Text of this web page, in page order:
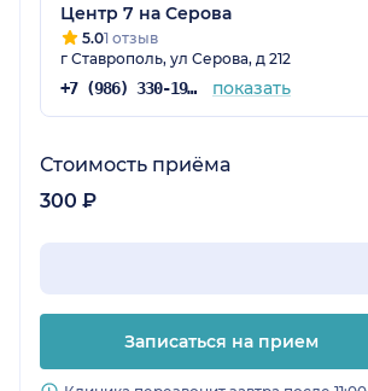
Центр 7 на Серова
5.01 отзыв
г Ставрополь, ул Серова, д 212
+7 (986) 330-19-64 показать
Стоимость приёма
300 ₽
Записаться на прием